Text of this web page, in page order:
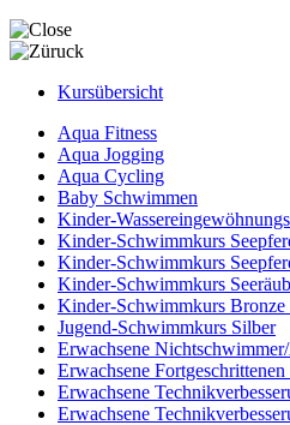
Kursübersicht
Aqua Fitness
Aqua Jogging
Aqua Cycling
Baby Schwimmen
Kinder-
Kinder-Schwimmkurs
Kinder-Schwimmkurs
Kinder-Schwimmkurs
Kinder-Schwimmkurs Bronze
Jugend-Schwimmkurs Silber
Erwachsene
Erwachsene
Erwachsene
Erwachsene